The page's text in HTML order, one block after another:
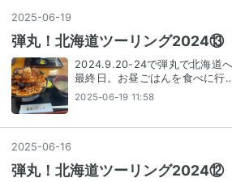
2025-06-19
弾丸！北海道ツーリング2024⑬
2024.9.20-24で弾丸で北海道
最終日。お昼ごはんを食べに行
2025-06-19 11:58
2025-06-16
弾丸！北海道ツーリング2024⑫